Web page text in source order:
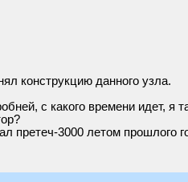
конструкцию данного узла.
с какого времени идет, я
претеч-3000 летом прошлого